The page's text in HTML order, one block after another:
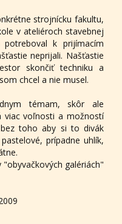
strojnícku fakultu,
v ateliéroch stavebnej
k prijímacím
neprijali. Našťastie
skončiť techniku a
chcel a nie musel.
témam, skôr ale
viac voľnosti a možností
toho aby si to divák
prípadne uhlík,
galériách"